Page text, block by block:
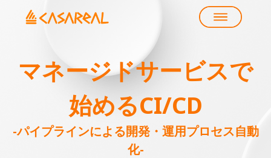
マネージドサービスで
始めるCI/CD
-パイプラインによる開発・運用プロセス自動
化-